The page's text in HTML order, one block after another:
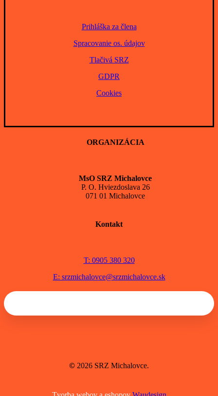
Prihláška za člena
Spracovanie os. údajov
Tlačivá SRZ
GDPR
Cookies
ORGANIZÁCIA
MsO SRZ Michalovce
P. O. Hviezdoslava 26
071 01 Michalovce
Kontakt
T: 0905 380 320
E: srzmichalovce@srzmichalovce.sk
© 2026 SRZ Michalovce.